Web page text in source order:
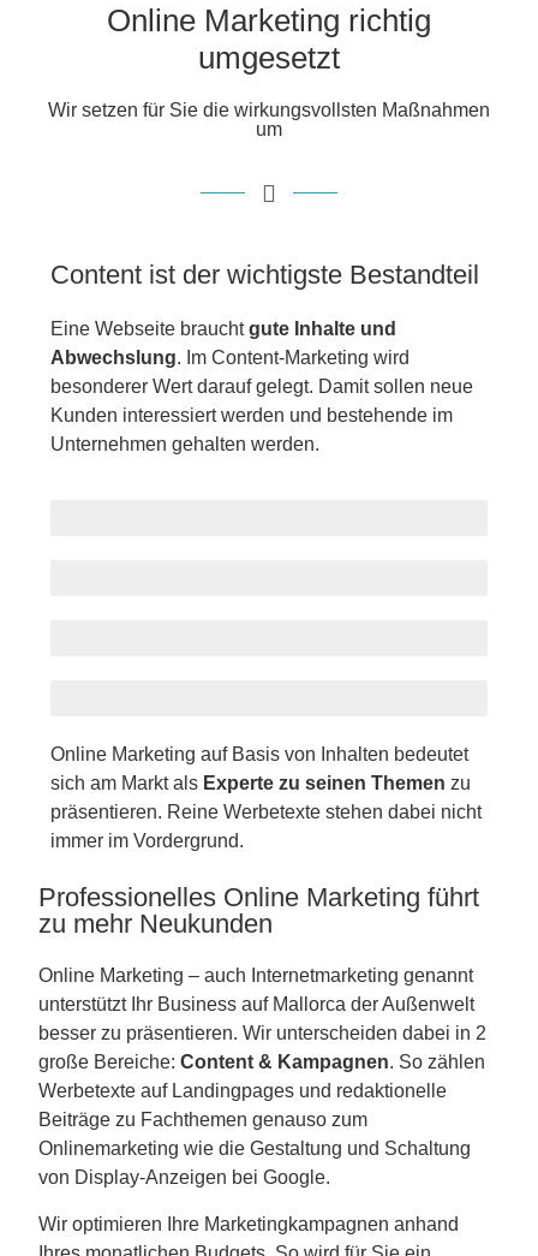
Online Marketing richtig
umgesetzt
Wir setzen für Sie die wirkungsvollsten Maßnahmen
um
Content ist der wichtigste Bestandteil
Eine Webseite brauchtgute Inhalte und
Abwechslung. Im Content-Marketing wird
besonderer Wert darauf gelegt. Damit sollen neue
Kunden interessiert werden und bestehende im
Unternehmen gehalten werden.
Online Marketing auf Basis von Inhalten bedeutet
sich am Markt als Experte zu seinen Themen zu
präsentieren. Reine Werbetexte stehen dabei nicht
immer im Vordergrund.
Professionelles Online Marketing führt
zu mehr Neukunden
Online Marketing – auch Internetmarketing genannt
unterstützt Ihr Business auf Mallorca der Außenwelt
besser zu präsentieren. Wir unterscheiden dabei in 2
große Bereiche:Content & Kampagnen. So zählen
Werbetexte auf Landingpages und redaktionelle
Beiträge zu Fachthemen genauso zum
Onlinemarketing wie die Gestaltung und Schaltung
von Display-Anzeigen bei Google.
Wir optimieren Ihre Marketingkampagnen anhand